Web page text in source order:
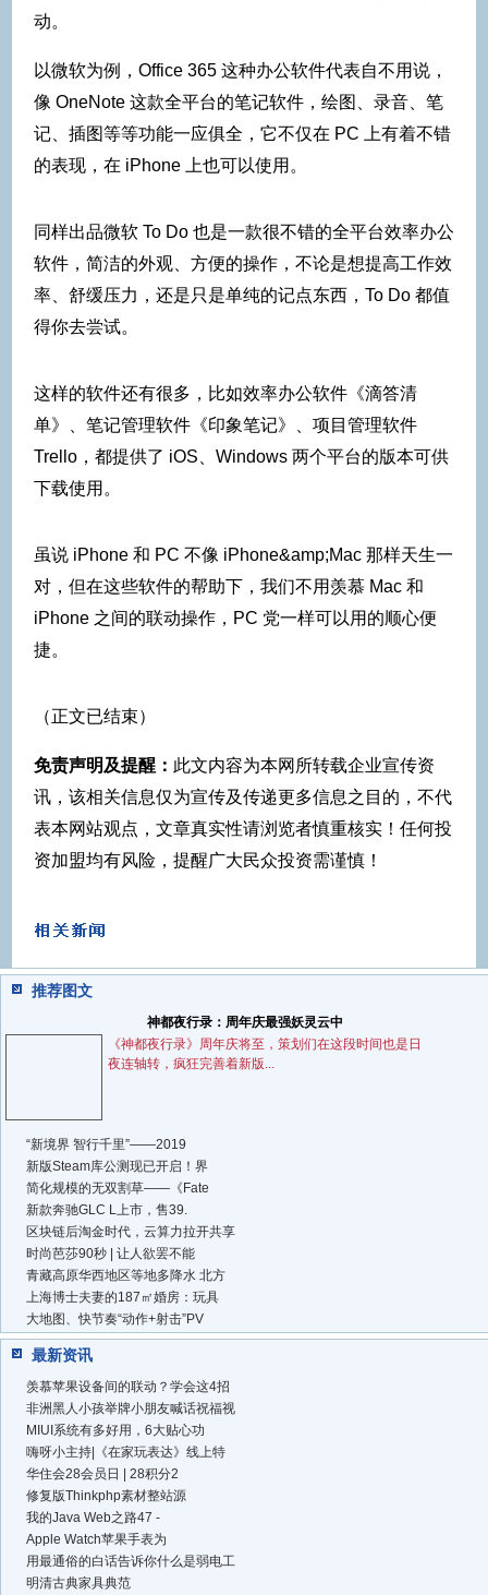
动。
以微软为例，Office 365 这种办公软件代表自不用说，
像 OneNote 这款全平台的笔记软件，绘图、录音、笔
记、插图等等功能一应俱全，它不仅在 PC 上有着不错
的表现，在 iPhone 上也可以使用。
同样出品微软 To Do 也是一款很不错的全平台效率办公
软件，简洁的外观、方便的操作，不论是想提高工作效
率、舒缓压力，还是只是单纯的记点东西，To Do 都值
得你去尝试。
这样的软件还有很多，比如效率办公软件《滴答清
单》、笔记管理软件《印象笔记》、项目管理软件
Trello，都提供了 iOS、Windows 两个平台的版本可供
下载使用。
虽说 iPhone 和 PC 不像 iPhone&amp;Mac 那样天生一
对，但在这些软件的帮助下，我们不用羡慕 Mac 和
iPhone 之间的联动操作，PC 党一样可以用的顺心便
捷。
（正文已结束）
免责声明及提醒： 此文内容为本网所转载企业宣传资
讯，该相关信息仅为宣传及传递更多信息之目的，不代
表本网站观点，文章真实性请浏览者慎重核实！任何投
资加盟均有风险，提醒广大民众投资需谨慎！
推荐图文
神都夜行录：周年庆最强妖灵云中
《神都夜行录》周年庆将至，策划们在这段时间也是日
夜连轴转，疯狂完善着新版...
“新境界 智行千里”——2019
新版Steam库公测现已开启！界
简化规模的无双割草——《Fate
新款奔驰GLC L上市，售39.
区块链后淘金时代，云算力拉开共享
时尚芭莎90秒 | 让人欲罢不能
青藏高原华西地区等地多降水 北方
上海博士夫妻的187㎡婚房：玩具
大地图、快节奏“动作+射击”PV
最新资讯
羡慕苹果设备间的联动？学会这4招
非洲黑人小孩举牌小朋友喊话祝福视
MIUI系统有多好用，6大贴心功
嗨呀小主持|《在家玩表达》线上特
华住会28会员日 | 28积分2
修复版Thinkphp素材整站源
我的Java Web之路47 -
Apple Watch苹果手表为
用最通俗的白话告诉你什么是弱电工
明清古典家具典范